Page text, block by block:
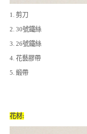
1. 剪刀
2. 30號鐵絲
3. 26號鐵絲
4. 花藝膠帶
5. 緞帶
花材: